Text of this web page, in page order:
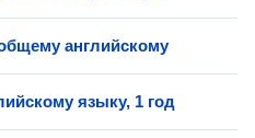
английскому
языку, 1 год